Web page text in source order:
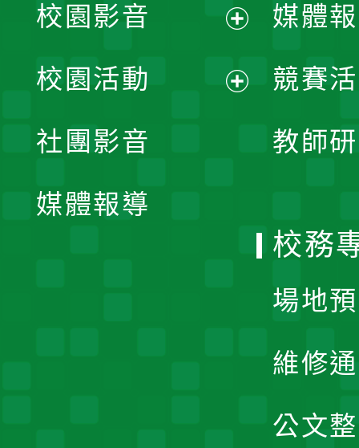
媒體
競賽
教師
校園影音
開
校園活動
社團影音
媒體報導
校務
場地
維修
公文